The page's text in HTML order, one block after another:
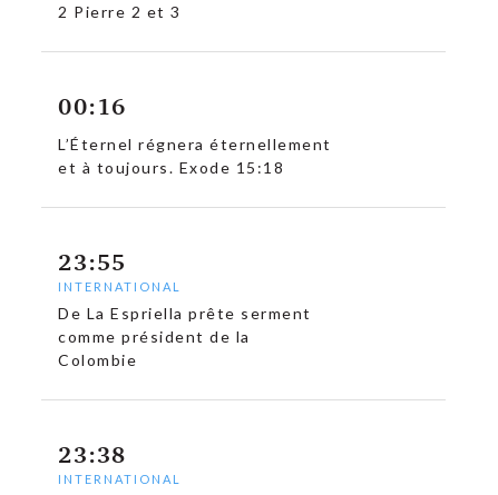
2 Pierre 2 et 3
00:16
L’Éternel régnera éternellement
et à toujours. Exode 15:18
23:55
INTERNATIONAL
De La Espriella prête serment
comme président de la
Colombie
23:38
INTERNATIONAL